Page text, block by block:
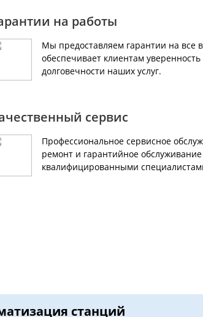
на работы
Мы предоставляем гарантии на все
обеспечивает клиентам уверенность
долговечности наших услуг.
сервис
Профессиональное сервисное
ремонт и гарантийное
квалифицированными
cтанций